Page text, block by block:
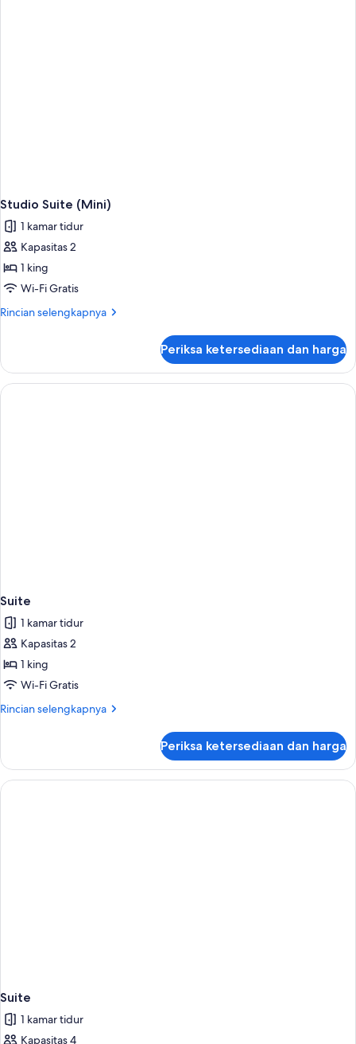
Studio Suite (Mini)
1 kamar tidur
Kapasitas 2
1 king
Wi-Fi Gratis
Rincian selengkapnya
Rincian
Studio
Suite
(Mini)
Periksa ketersediaan dan harga
Suite
1 kamar tidur
Kapasitas 2
1 king
Wi-Fi Gratis
Rincian selengkapnya
Rincian
Suite
Periksa ketersediaan dan harga
Suite
1 kamar tidur
Kapasitas 4